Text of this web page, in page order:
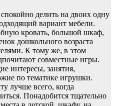
делить на двоих одну
вариант мебели.
кровать, большой шкаф,
дошкольного возраста
К тому же, в этом
совместные игры.
интересы, занятия,
по тематике игрушки.
лучше всего, когда
Понадобится тщательно